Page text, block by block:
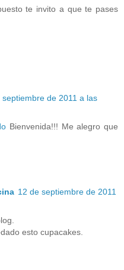
te invito a que te pases
septiembre de 2011 a las
Bienvenida!!! Me alegro que
12 de septiembre de 2011
esto cupacakes.